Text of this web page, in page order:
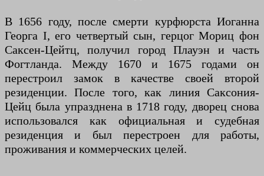
В 1656 году, после смерти курфюрста Иоганна
Георга I, его четвертый сын, герцог Мориц фон
Саксен-Цейтц, получил город Плауэн и часть
Фогтланда. Между 1670 и 1675 годами он
перестроил замок в качестве своей второй
резиденции. После того, как линия Саксония-
Цейц была упразднена в 1718 году, дворец снова
использовался как официальная и судебная
резиденция и был перестроен для работы,
проживания и коммерческих целей.